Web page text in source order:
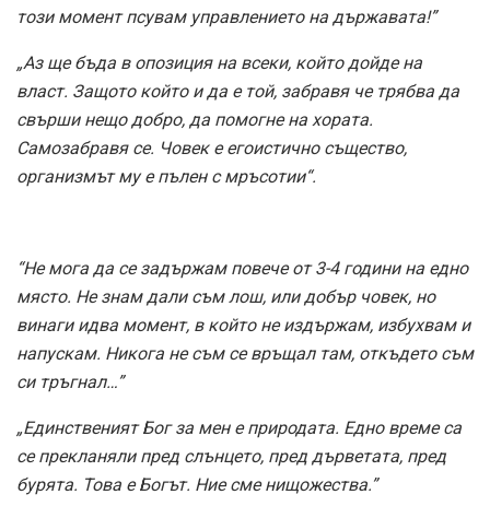
този момент псувам управлението на държавата!”
„Аз ще бъда в опозиция на всеки, който дойде на
власт. Защото който и да е той, забравя че трябва да
свърши нещо добро, да помогне на хората.
Самозабравя се. Човек е егоистично същество,
организмът му е пълен с мръсотии“.
“Не мога да се задържам повече от 3-4 години на едно
място. Не знам дали съм лош, или добър човек, но
винаги идва момент, в който не издържам, избухвам и
напускам. Никога не съм се връщал там, откъдето съм
си тръгнал…”
„Единственият Бог за мен е природата. Едно време са
се прекланяли пред слънцето, пред дърветата, пред
бурята. Това е Богът. Ние сме нищожества.”